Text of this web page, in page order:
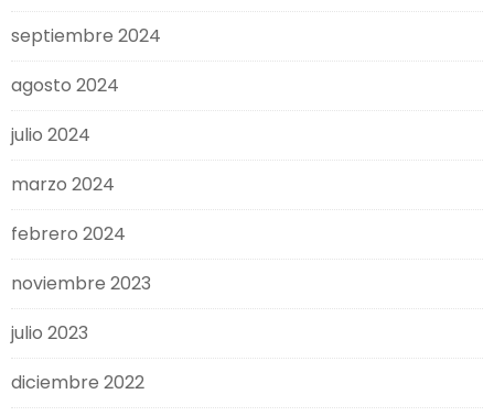
septiembre 2024
agosto 2024
julio 2024
marzo 2024
febrero 2024
noviembre 2023
julio 2023
diciembre 2022